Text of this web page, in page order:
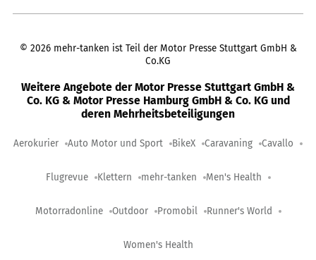
© 2026 mehr-tanken ist Teil der Motor Presse Stuttgart GmbH &
Co.KG
Weitere Angebote der Motor Presse Stuttgart GmbH &
Co. KG & Motor Presse Hamburg GmbH & Co. KG und
deren Mehrheitsbeteiligungen
Aerokurier Auto Motor und Sport BikeX Caravaning Cavallo
Flugrevue Klettern mehr-tanken Men's Health
Motorradonline Outdoor Promobil Runner's World
Women's Health